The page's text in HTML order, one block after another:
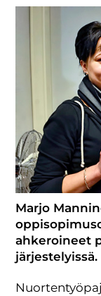
Marjo
ahkeroineet
järjestelyissä.